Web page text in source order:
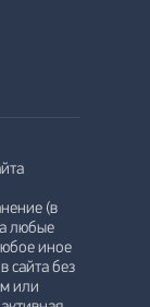
(в
любые
иное
сайта без
или